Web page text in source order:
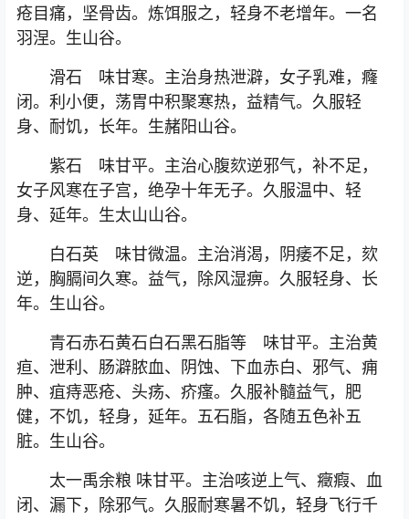
疮目痛，坚骨齿。炼饵服之，轻身不老增年。一名
羽涅。生山谷。
滑石 味甘寒。主治身热泄澼，女子乳难，癃
闭。利小便，荡胃中积聚寒热，益精气。久服轻
身、耐饥，长年。生赭阳山谷。
紫石 味甘平。主治心腹欬逆邪气，补不足，
女子风寒在子宫，绝孕十年无子。久服温中、轻
身、延年。生太山山谷。
白石英 味甘微温。主治消渴，阴痿不足，欬
逆，胸膈间久寒。益气，除风湿痹。久服轻身、长
年。生山谷。
青石赤石黄石白石黑石脂等 味甘平。主治黄
疸、泄利、肠澼脓血、阴蚀、下血赤白、邪气、痈
肿、疽痔恶疮、头疡、疥瘙。久服补髓益气，肥
健，不饥，轻身，延年。五石脂，各随五色补五
脏。生山谷。
太一禹余粮 味甘平。主治咳逆上气、癥瘕、血
闭、漏下，除邪气。久服耐寒暑不饥，轻身飞行千